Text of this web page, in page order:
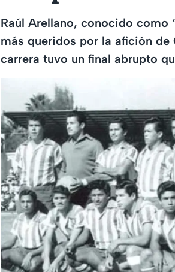
Raúl Arellano, conocido como
más queridos por la afición de
carrera tuvo un final abrupto